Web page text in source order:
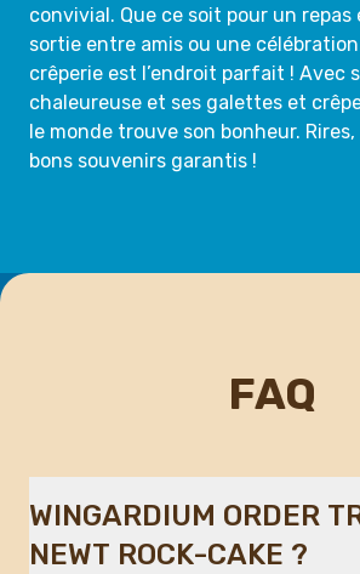
convivial. Que ce soit pour un
sortie entre amis ou une
crêperie est l’endroit parfait ! Avec
chaleureuse et ses galettes et
le monde trouve son bonheur.
bons souvenirs garantis !
FAQ
WINGARDIUM ORDER
NEWT ROCK-CAKE ?